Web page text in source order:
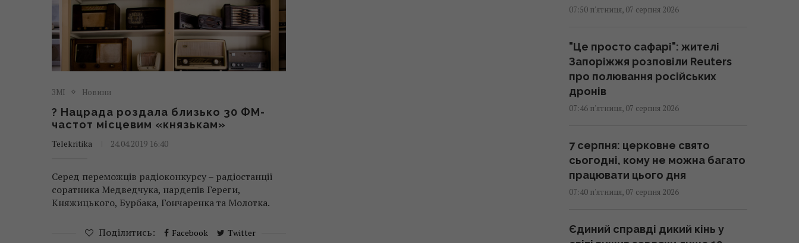
ЗМІ Новини
? Нацрада роздала близько 30 ФМ-
частот місцевим «князькам»
Telekritika 24.04.2019 16:40
Серед переможців радіоконкурсу – радіостанції
соратника Медведчука, нардепів Гереги,
Княжицького, Бурбака, Гончаренка та Молотка.
Поділитись: Facebook Twitter
07:50 п'ятниця, 07 серпня 2026
"Це просто сафарі": жителі
Запоріжжя розповіли Reuters
про полювання російських
дронів
07:46 п'ятниця, 07 серпня 2026
7 серпня: церковне свято
сьогодні, кому не можна багато
працювати цього дня
07:40 п'ятниця, 07 серпня 2026
Єдиний справді дикий кінь у